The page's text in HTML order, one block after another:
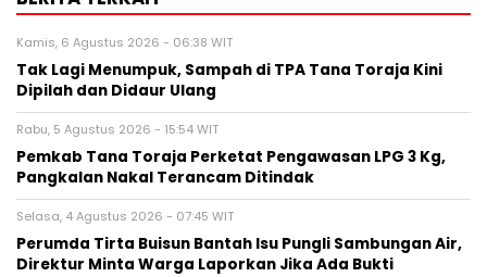
Kamis, 6 Agustus 2026 - 06:38 WIT
Tak Lagi Menumpuk, Sampah di TPA Tana Toraja Kini
Dipilah dan Didaur Ulang
Rabu, 5 Agustus 2026 - 15:54 WIT
Pemkab Tana Toraja Perketat Pengawasan LPG 3 Kg,
Pangkalan Nakal Terancam Ditindak
Selasa, 4 Agustus 2026 - 07:45 WIT
Perumda Tirta Buisun Bantah Isu Pungli Sambungan Air,
Direktur Minta Warga Laporkan Jika Ada Bukti